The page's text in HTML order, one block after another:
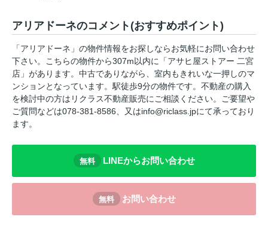
アリアドーネのコメント(おすすめポイント)
「アリアドーネ」の物件情報をお探しならお気軽にお問い合わせ
下さい。こちらの物件から307m以内に「アサヒ屋ストアー 二宮
店」があります。中古でありながら、室内もきれいな一押しのマ
ンションとなっています。駅徒歩9分の物件です。不動産の購入
を検討中の方はリクラス不動産販売にご相談ください。ご要望や
ご質問などは078-381-8586、又はinfo@riclass.jpにて承っており
ます。
無料 LINEからお問い合わせ
無料 お問い合わせ